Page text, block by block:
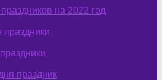
на 2022 год
праздники
праздник